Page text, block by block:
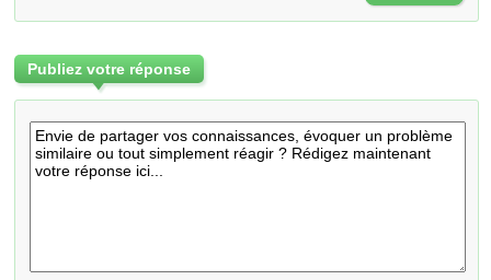
Publiez votre réponse